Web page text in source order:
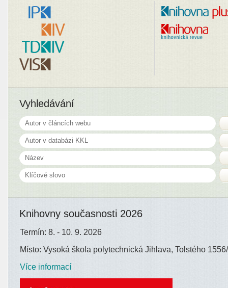
Vyhledávání
Knihovny současnosti 2026
Termín: 8. - 10. 9. 2026
Místo: Vysoká škola polytechnická Jihlava, Tolstého
Více informací